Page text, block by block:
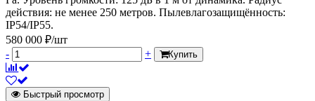
действия: не менее 250 метров. Пылевлагозащищённость:
IP54/IP55.
580 000 ₽/шт
-
+ Купить
Быстрый просмотр